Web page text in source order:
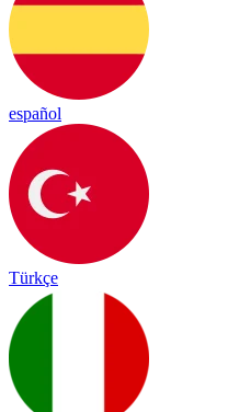
español
Türkçe